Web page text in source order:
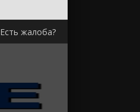
Есть жалоба?